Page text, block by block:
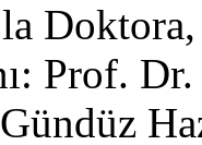
Prof.